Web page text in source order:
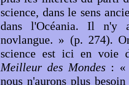
science, dans le sens
dans l'Océania. Il
novlangue. » (p. 274).
science est ici en voie
Meilleur des Mondes: «
nous n'aurons plus